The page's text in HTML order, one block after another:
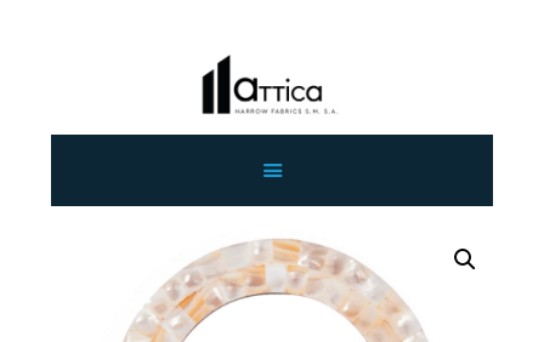
ΕΠΙΚΟΙΝΩΝΙΑ
ΧΟΝΔΡΙΚΗ
ΕΛΛΗΝΙΚΆ